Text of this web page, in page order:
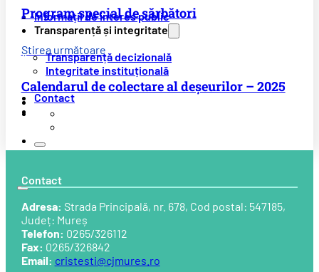
Informații de interes public
Transparență și integritate
Transparență decizională
Integritate instituțională
Contact
Program special de sărbători
Știrea următoare
Calendarul de colectare al deșeurilor – 2025
Contact
Adresa: Strada Principală, nr. 678, Cod postal: 547185,
Județ: Mureș
Telefon: 0265/326112
Fax: 0265/326842
Email: cristesti@cjmures.ro